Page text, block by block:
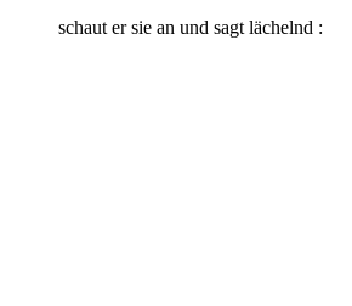
schaut er sie an und sagt lächelnd :